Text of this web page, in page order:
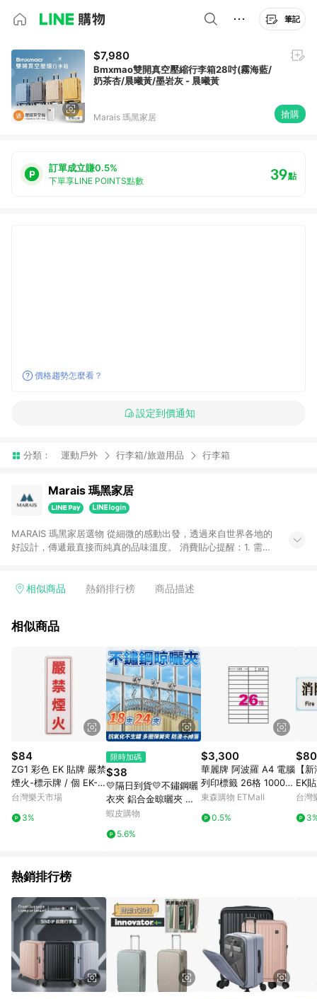
筆記
$7,980
Bmxmao雙開真空壓縮行李箱28吋(霧海藍/
奶茶杏/晨曦黃/墨岩灰 - 晨曦黃
Marais 瑪黑家居 搶購
訂單成立賺0.5%
下單享LINE POINTS點數 39點
價格趨勢怎麼看？
設定到價通知
分類： 運動戶外 行李箱/旅遊用品 行李箱
Marais 瑪黑家居
MARAIS 瑪黑家居選物 從細微的感動出發，透過來自世界各地的
好設計，傳遞最直接而純真的品味溫度。 消費貼心提醒：1. 需透
APP下單，將不符合贈點資格。 3. 點數將於出貨後60天前後發
相似商品 熱銷排行榜 商品描述
相似商品
$84
ZG1 彩色 EK 貼牌 嚴禁
煙火-標示牌 / 個 EK-3
05【APP滿額下單10%
0點)】8/31止
台灣樂天市場
3%
限時加碼
$38
💛隔日到貨💛不鏽鋼曬
衣夾 鋁合金晾曬夾 防
風曬衣曬襪架 襪子夾
夾 多夾晾衣架 不生鏽
蝦皮購物
5.6%
$3,300
華麗牌 阿波羅 A4 電腦
列印標籤 26格 1000張
入 / 箱 WL-9626-1K
東森購物 ETMall
0.5%
$80
【
EK
19/
500
台灣
熱銷排行榜